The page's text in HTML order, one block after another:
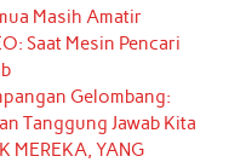
t
r
u
e
Masih Amatir
Saat Mesin Pencari
Gelombang:
Tanggung Jawab Kita
MEREKA, YANG